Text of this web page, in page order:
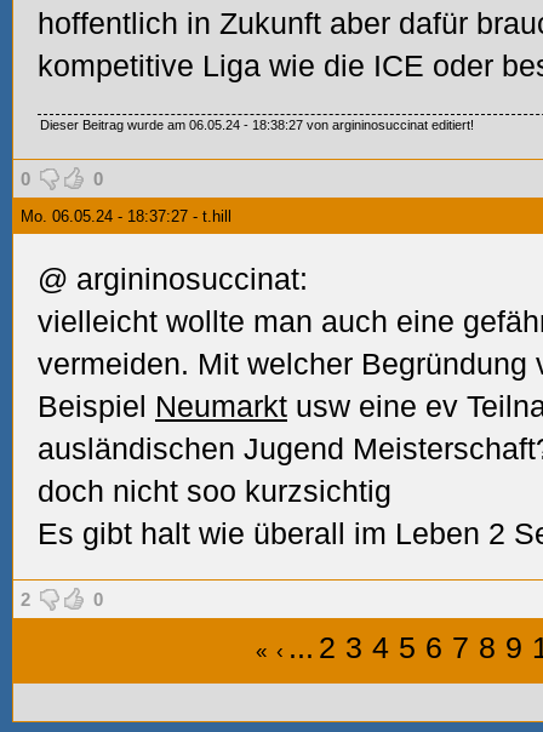
hoffentlich in Zukunft aber dafür
kompetitive Liga wie die ICE oder
Dieser Beitrag wurde am 06.05.24 - 18:38:27 von argininosuccinat editiert!
0 0
Mo. 06.05.24 - 18:37:27 - t.hill
@ argininosuccinat:
vielleicht wollte man auch eine
vermeiden. Mit welcher Begründung
Beispiel Neumarkt usw eine ev
ausländischen Jugend
doch nicht soo kurzsichtig
Es gibt halt wie überall im Leben 2
2 0
« ‹ ... 2 3 4 5 6 7 8 9